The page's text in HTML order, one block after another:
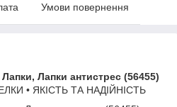
Умови повернення
Лапки, Лапки антистрес (56455)
• ЯКІСТЬ ТА НАДІЙНІСТЬ